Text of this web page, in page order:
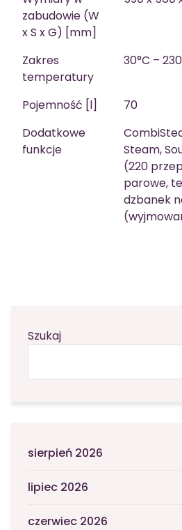
zabudowie (W
x S x G) [mm]
Zakres
temperatury
30°C –
Pojemność [l]
70
Dodatkowe
funkcje
Steam,
(220
parowe,
dzbanek
Szukaj
sierpień 2026
lipiec 2026
czerwiec 2026